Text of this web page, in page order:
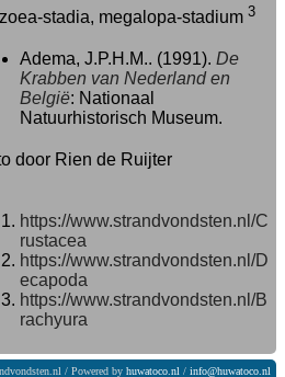
stadia, megalopa-stadium 3
Adema, J.P.H.M.. (1991). De
Krabben van Nederland en
België: Nationaal
Natuurhistorisch Museum.
door Rien de Ruijter
https://www.strandvondsten.nl/C
rustacea
https://www.strandvondsten.nl/D
ecapoda
https://www.strandvondsten.nl/B
rachyura
/ Powered by huwatoco.nl / info@huwatoco.nl